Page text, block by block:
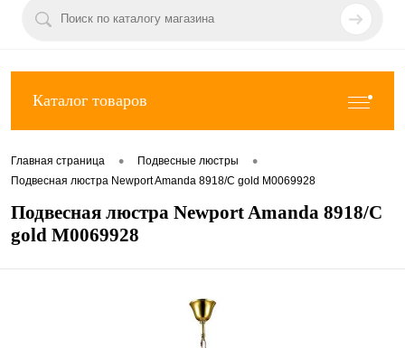
Каталог товаров
Главная страница • Подвесные люстры •
Подвесная люстра Newport Amanda 8918/C gold М0069928
Подвесная люстра Newport Amanda 8918/C
gold М0069928